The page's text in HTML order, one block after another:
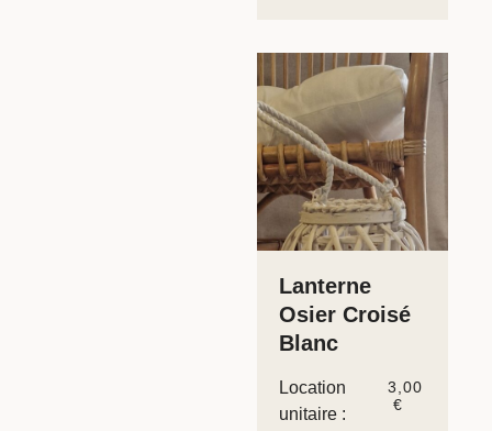
Lanterne
Osier Croisé
Blanc
Location
unitaire :
3,00
€